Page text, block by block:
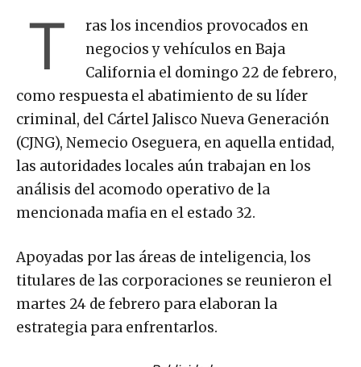
T
ras los incendios provocados en
negocios y vehículos en Baja
California el domingo 22 de febrero,
como respuesta el abatimiento de su líder
criminal, del Cártel Jalisco Nueva Generación
(CJNG), Nemecio Oseguera, en aquella entidad,
las autoridades locales aún trabajan en los
análisis del acomodo operativo de la
mencionada mafia en el estado 32.
Apoyadas por las áreas de inteligencia, los
titulares de las corporaciones se reunieron el
martes 24 de febrero para elaboran la
estrategia para enfrentarlos.